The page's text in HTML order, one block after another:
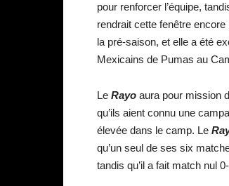
pour renforcer l’équipe,
rendrait cette fenêtre
la pré-saison, et elle a été
Mexicains de Pumas au
Le Rayo aura pour mission
qu’ils aient connu une
élevée dans le camp. Le
qu’un seul de ses six
tandis qu’il a fait match nul